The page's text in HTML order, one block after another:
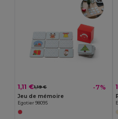
1,11 €1,19 € -7%
Jeu de mémoire
Egotier 98095